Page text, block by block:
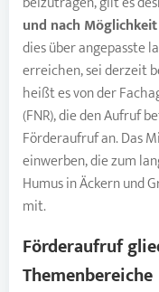
und nach
dies über angepasste
erreichen, sei derzeit
heißt es von der
(FNR), die den Aufruf
Förderaufruf an. Das
einwerben, die zum
Humus in Äckern und
mit.
Förderaufruf
Themenbereiche